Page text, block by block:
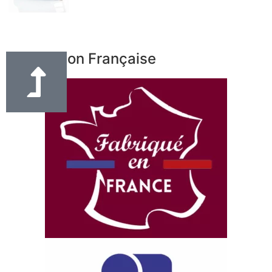
Fabrication Française